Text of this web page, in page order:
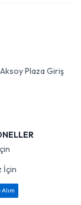
Plaza Giriş
İçin
Alım